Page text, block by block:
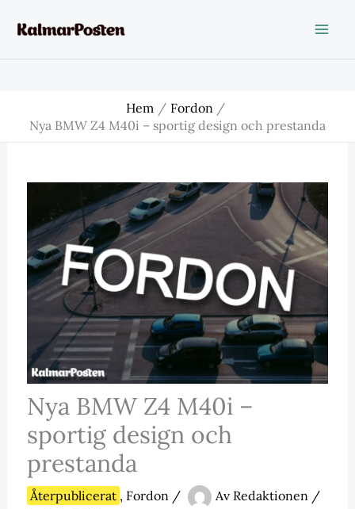
Hem
Fordon
Nya BMW Z4 M40i – sportig design och prestanda
Nya BMW Z4 M40i –
sportig design och
prestanda
Återpublicerat , Fordon/ Av Redaktionen /